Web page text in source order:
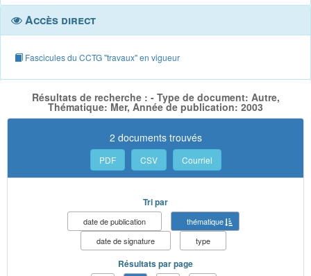
Accès direct
Fascicules du CCTG "travaux" en vigueur
Résultats de recherche : - Type de document: Autre,
Thématique: Mer, Année de publication: 2003
2 documents trouvés
PDF CSV Courriel
Tri par
date de publication
thématique
date de signature
type
Résultats par page